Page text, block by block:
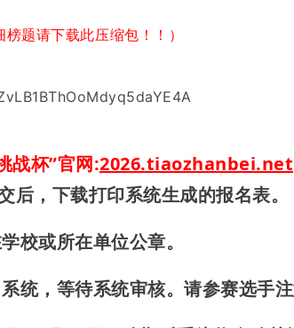
榜题请下载此压缩包！！）
战杯”官网:2026.tiaozhanbei.net
后，下载打印系统生成的报名表。
校或所在单位公章。
系统，等待系统审核。请参赛选手